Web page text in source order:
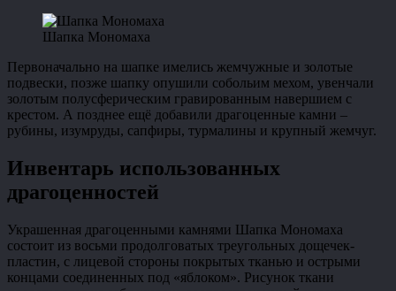
Шапка Мономаха
Первоначально на шапке имелись жемчужные и золотые
подвески, позже шапку опушили собольим мехом, увенчали
золотым полусферическим гравированным навершием с
крестом. А позднее ещё добавили драгоценные камни –
рубины, изумруды, сапфиры, турмалины и крупный жемчуг.
Инвентарь использованных
драгоценностей
Украшенная драгоценными камнями Шапка Мономаха
состоит из восьми продолговатых треугольных дощечек-
пластин, с лицевой стороны покрытых тканью и острыми
концами соединенных под «яблоком». Рисунок ткани